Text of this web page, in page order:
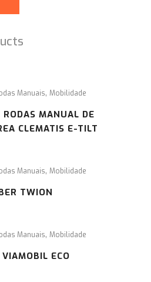
Manuais, Mobilidade
RODAS MANUAL DE
CLEMATIS E-TILT
Manuais, Mobilidade
TWION
Manuais, Mobilidade
ECO